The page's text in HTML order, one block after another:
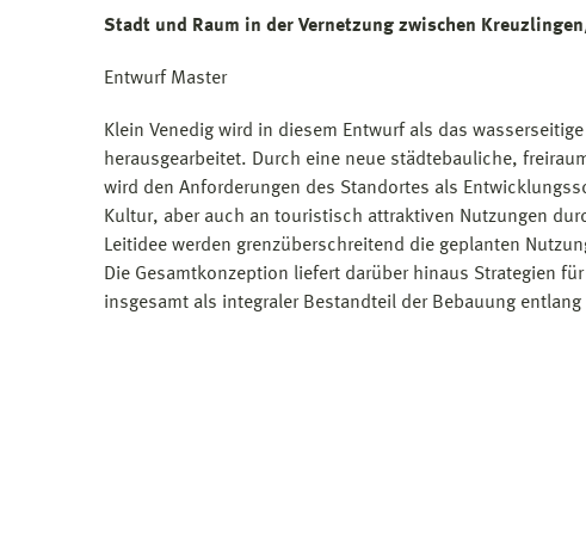
Stadt und Raum in der Vernetzung zwischen
Entwurf Master
Klein Venedig wird in diesem Entwurf als das
herausgearbeitet. Durch eine neue städtebauliche,
wird den Anforderungen des Standortes als
Kultur, aber auch an touristisch attraktiven Nutzungen
Leitidee werden grenzüberschreitend die geplanten
Die Gesamtkonzeption liefert darüber hinaus Strategien
insgesamt als integraler Bestandteil der Bebauung